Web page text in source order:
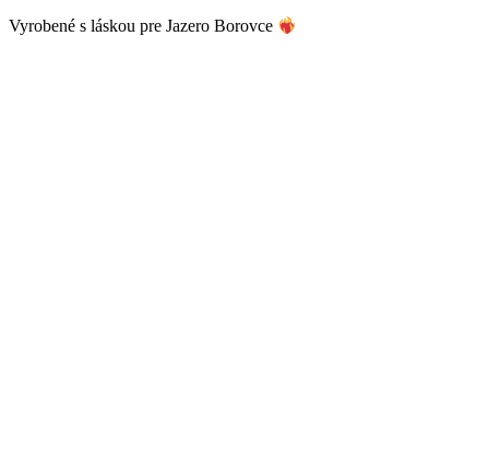
Vyrobené s láskou pre Jazero Borovce